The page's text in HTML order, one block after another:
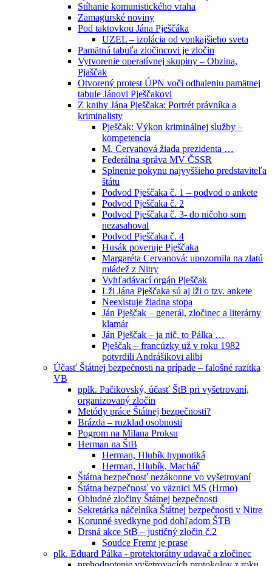
Stíhanie komunistického vraha
Zamagurské noviny
Pod taktovkou Jána Pješčáka
UZEL – izolácia od vonkajšieho sveta
Pamätná tabuľa zločincovi je zločin
Vytvorenie operatívnej skupiny – Obzina,
Pjaščak
Otvorený protest ÚPN voči odhaleniu pamätnej
tabule Jánovi Pješčakovi
Z knihy Jána Pješčaka: Portrét právníka a
kriminalisty
Pješčak: Výkon kriminálnej služby –
kompetencia
M. Cervanová žiada prezidenta …
Federálna správa MV ČSSR
Splnenie pokynu najvyššieho predstaviteľa
štátu
Podvod Pješčaka č. 1 – podvod o ankete
Podvod Pješčaka č. 2
Podvod Pješčaka č. 3- do ničoho som
nezasahoval
Podvod Pješčaka č. 4
Husák poveruje Pješčaka
Margaréta Cervanová: upozornila na zlatú
mládež z Nitry
Vyhľadávací orgán Pješčak
Lži Jána Pješčaka sú aj lži o tzv. ankete
Neexistuje žiadna stopa
Ján Pješčak – generál, zločinec a literárny
klamár
Ján Pješčak – ja nič, to Pálka …
Pješčak – francúzky už v roku 1982
potvrdili Andrášikovi alibi
Účasť Štátnej bezpečnosti na prípade – falošné razítka
VB
pplk. Pačikovský, účasť ŠtB pri vyšetrovaní,
organizovaný zločin
Metódy práce Štátnej bezpečnosti?
Brázda – rozklad osobnosti
Pogrom na Milana Proksu
Herman na ŠtB
Herman, Hlubík hypnotiká
Herman, Hlubík, Macháč
Štátna bezpečnosť nezákonne vo vyšetrovaní
Śtátna bezpečnosť vo väznici MS (Hrmo)
Obludné zločiny Štátnej bezpečnosti
Sekretárka náčelníka Štátnej bezpečnosti v Nitre
Korunné svedkyne pod dohľadom ŠTB
Drsná akce StB – justičný zločin č.2
Soudce Fremr je prase
plk. Eduard Pálka - protektorátny udavač a zločinec